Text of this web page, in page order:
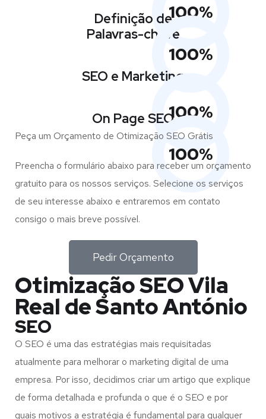
100%
100%
Definição de
Palavras-chave
100%
SEO e Marketing
100%
On Page SEO
Peça um Orçamento de Otimização SEO Grátis
Preencha o formulário abaixo para receber um orçamento
gratuito para os nossos serviços. Selecione os serviços
de seu interesse abaixo e entraremos em contato
consigo o mais breve possível.
Pedir Orçamento
Otimização SEO Vila
Real de Santo António
SEO
O SEO é uma das estratégias mais requisitadas
atualmente para melhorar o marketing digital de uma
empresa. Por isso, decidimos criar um artigo que explique
de forma detalhada e profunda o que é o SEO e por
quais motivos a estratégia é fundamental para qualquer